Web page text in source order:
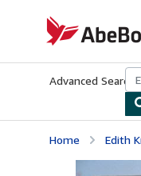
AbeBooks.com
Advanced Search
Home Edith